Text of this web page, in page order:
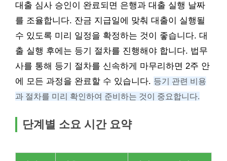
대출 심사 승인이 완료되면 은행과 대출 실행 날짜
를 조율합니다. 잔금 지급일에 맞춰 대출이 실행될
수 있도록 미리 일정을 확정하는 것이 좋습니다. 대
출 실행 후에는 등기 절차를 진행해야 합니다. 법무
사를 통해 등기 절차를 신속하게 마무리하면 2주 안
에 모든 과정을 완료할 수 있습니다. 등기 관련 비용
과 절차를 미리 확인하여 준비하는 것이 중요합니다.
단계별 소요 시간 요약